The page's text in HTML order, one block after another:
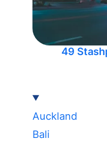
49
Auckland
Bali